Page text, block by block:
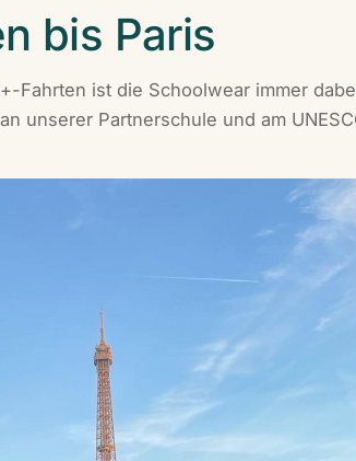
bis Paris
Fahrten ist die Schoolwear immer
unserer Partnerschule und am